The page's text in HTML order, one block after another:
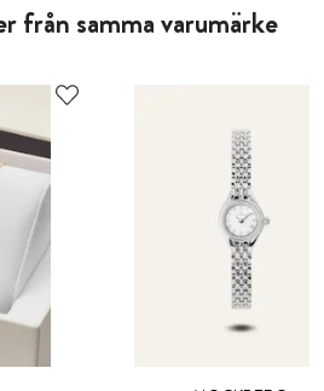
från samma varumärke